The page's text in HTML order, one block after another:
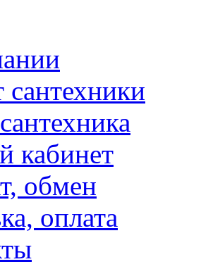
сантехники
кабинет
обмен
оплата